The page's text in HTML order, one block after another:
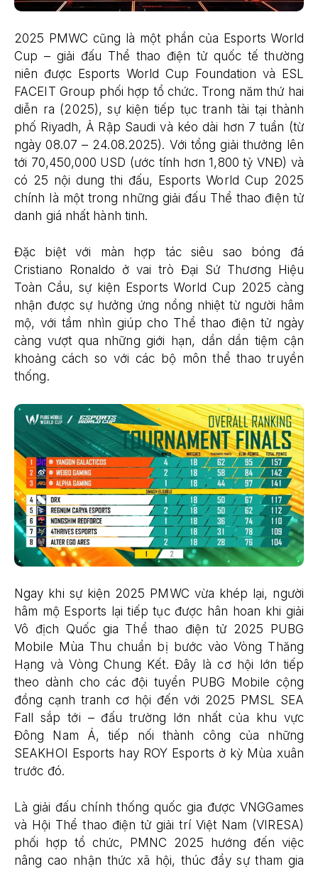
2025 PMWC cũng là một phần của Esports World
Cup – giải đấu Thể thao điện tử quốc tế thường
niên được Esports World Cup Foundation và ESL
FACEIT Group phối hợp tổ chức. Trong năm thứ hai
diễn ra (2025), sự kiện tiếp tục tranh tài tại thành
phố Riyadh, Ả Rập Saudi và kéo dài hơn 7 tuần (từ
ngày 08.07 – 24.08.2025). Với tổng giải thưởng lên
tới 70,450,000 USD (ước tính hơn 1,800 tỷ VNĐ) và
có 25 nội dung thi đấu, Esports World Cup 2025
chính là một trong những giải đấu Thể thao điện tử
danh giá nhất hành tinh.
Đặc biệt với màn hợp tác siêu sao bóng đá
Cristiano Ronaldo ở vai trò Đại Sứ Thương Hiệu
Toàn Cầu, sự kiện Esports World Cup 2025 càng
nhận được sự hưởng ứng nồng nhiệt từ người hâm
mộ, với tầm nhìn giúp cho Thể thao điện tử ngày
càng vượt qua những giới hạn, dần dần tiệm cận
khoảng cách so với các bộ môn thể thao truyền
thống.
Ngay khi sự kiện 2025 PMWC vừa khép lại, người
hâm mộ Esports lại tiếp tục được hân hoan khi giải
Vô địch Quốc gia Thể thao điện tử 2025 PUBG
Mobile Mùa Thu chuẩn bị bước vào Vòng Thăng
Hạng và Vòng Chung Kết. Đây là cơ hội lớn tiếp
theo dành cho các đội tuyển PUBG Mobile cộng
đồng cạnh tranh cơ hội đến với 2025 PMSL SEA
Fall sắp tới – đấu trường lớn nhất của khu vực
Đông Nam Á, tiếp nối thành công của những
SEAKHOI Esports hay ROY Esports ở kỳ Mùa xuân
trước đó.
Là giải đấu chính thống quốc gia được VNGGames
và Hội Thể thao điện tử giải trí Việt Nam (VIRESA)
phối hợp tổ chức, PMNC 2025 hướng đến việc
nâng cao nhận thức xã hội, thúc đẩy sự tham gia